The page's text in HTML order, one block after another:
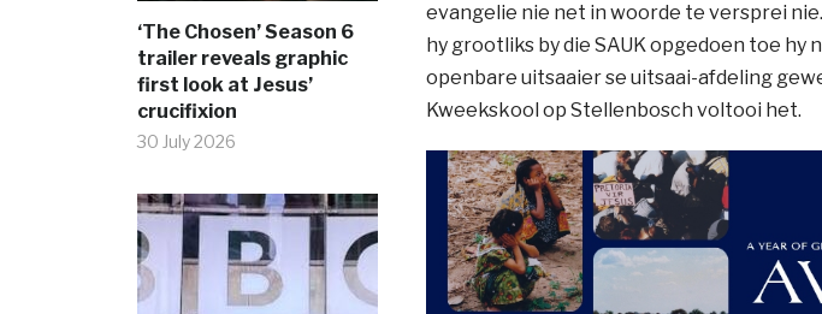
‘The Chosen’ Season 6
trailer reveals graphic
first look at Jesus’
crucifixion
30 July 2026
evangelie nie net in woorde te versprei
hy grootliks by die SAUK opgedoen toe hy
openbare uitsaaier se uitsaai-afdeling
Kweekskool op Stellenbosch voltooi het.